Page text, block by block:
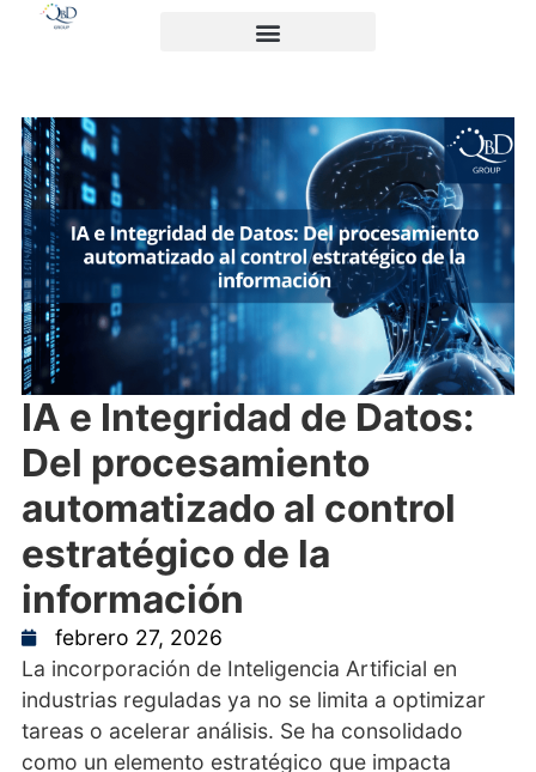
IA e Integridad de Datos:
Del procesamiento
automatizado al control
estratégico de la
información
febrero 27, 2026
La incorporación de Inteligencia Artificial en
industrias reguladas ya no se limita a optimizar
tareas o acelerar análisis. Se ha consolidado
como un elemento estratégico que impacta